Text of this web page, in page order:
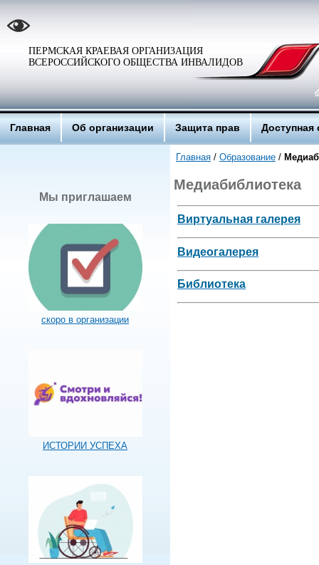
ПЕРМСКАЯ КРАЕВАЯ ОРГАНИЗАЦИЯ
ВСЕРОССИЙСКОГО ОБЩЕСТВА ИНВАЛИДОВ
Главная Об организации Защита прав Доступная
Мы приглашаем
скоро в организации
ИСТОРИИ УСПЕХА
Главная / Образование /
Медиабиблиотека
Виртуальная галерея
Видеогалерея
Библиотека